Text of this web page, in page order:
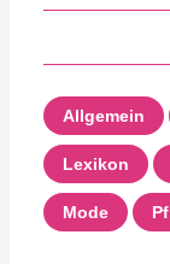
Allgemein
Lexikon
Mode